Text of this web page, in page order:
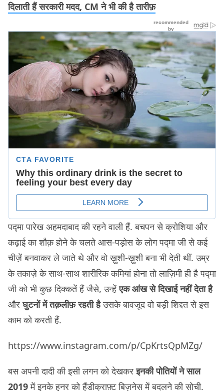
दिलाती हैं सरकारी मदद, CM ने भी की है तारीफ़
पद्मा पारेख अहमदाबाद की रहने वाली हैं. बचपन से क्रोशिया और
कढ़ाई का शौक़ होने के चलते आस-पड़ोस के लोग पद्मा जी से कई
चीज़ें बनवाकर ले जाते थे और वो ख़ुशी-ख़ुशी बना भी देती थीं. उम्र
के तकाज़े के साथ-साथ शारीरिक कमियां होना तो लाज़िमी ही है पद्मा
जी को भी कुछ दिक्कतें हैं जैसे, उन्हेंएक आंख से दिखाई नहीं देता है
औरघुटनों में तक़लीफ़ रहती हैउसके बावजूद वो बड़ी शिद्दत से इस
काम को करती हैं.
https://www.instagram.com/p/CpKrtsQpMZg/
बस अपनी दादी की इसी लगन को देखकरइनकी पोतियों ने साल
2019में इनके हुनर को हैंडीक्राफ़्ट बिज़नेस में बदलने की सोची.